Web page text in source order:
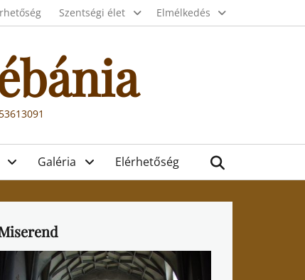
Szentségi élet Elmélkedés
Galéria Elérhetőség